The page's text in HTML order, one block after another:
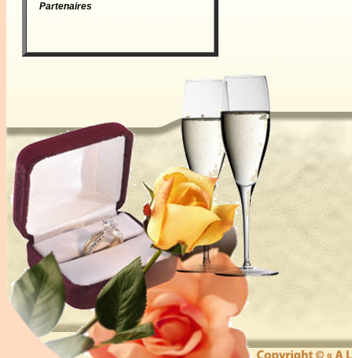
Partenaires